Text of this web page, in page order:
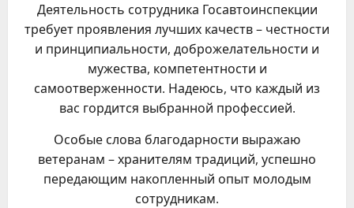
Деятельность сотрудника Госавтоинспекции
требует проявления лучших качеств – честности
и принципиальности, доброжелательности и
мужества, компетентности и
самоотверженности. Надеюсь, что каждый из
вас гордится выбранной профессией.
Особые слова благодарности выражаю
ветеранам – хранителям традиций, успешно
передающим накопленный опыт молодым
сотрудникам.